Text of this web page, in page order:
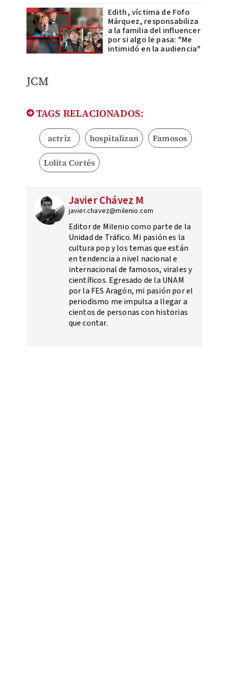
Edith, víctima de Fofo
Márquez, responsabiliza
a la familia del influencer
por si algo le pasa: "Me
intimidó en la audiencia"
JCM
TAGS RELACIONADOS:
actriz hospitalizan Famosos
Lolita Cortés
Javier Chávez M
javier.chavez@milenio.com
Editor de Milenio como parte de la
Unidad de Tráfico. Mi pasión es la
cultura pop y los temas que están
en tendencia a nivel nacional e
internacional de famosos, virales y
científicos. Egresado de la UNAM
por la FES Aragón, mi pasión por el
periodismo me impulsa a llegar a
cientos de personas con historias
que contar.